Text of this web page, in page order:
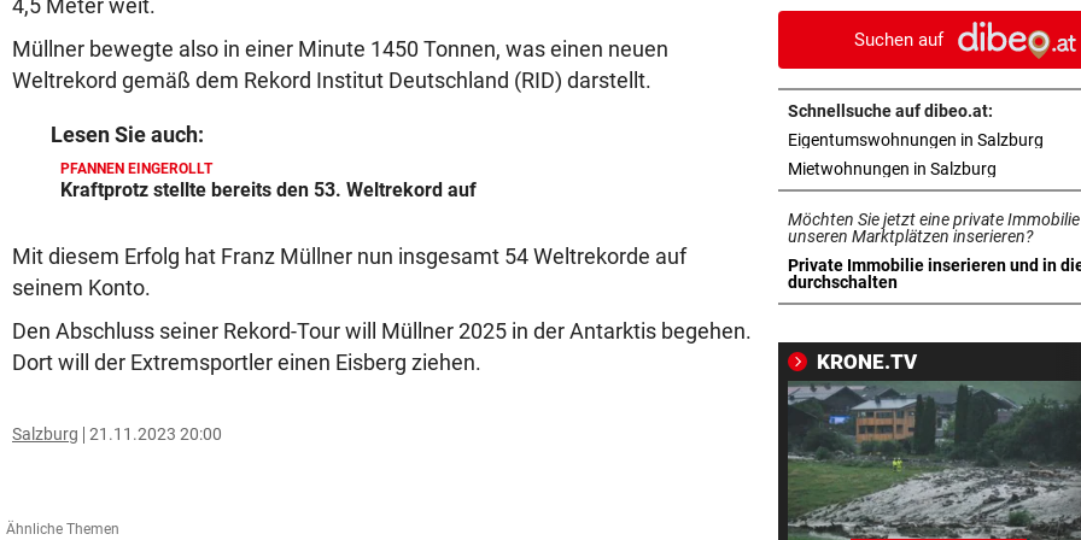
4,5 Meter weit.
Müllner bewegte also in einer Minute 1450 Tonnen, was einen neuen
Weltrekord gemäß dem Rekord Institut Deutschland (RID) darstellt.
Lesen Sie auch:
PFANNEN EINGEROLLT
Kraftprotz stellte bereits den 53. Weltrekord auf
Mit diesem Erfolg hat Franz Müllner nun insgesamt 54 Weltrekorde auf
seinem Konto.
Den Abschluss seiner Rekord-Tour will Müllner 2025 in der Antarktis begehen.
Dort will der Extremsportler einen Eisberg ziehen.
Salzburg 21.11.2023 20:00
Ähnliche Themen
den Festspielen
350 QUADRATMETER FEUER vor
Waldbrand in Göriach konnte
gelöscht werden
WIRBEL UM ARBEIT-SAGER
Kanzler entschuldigt sich:
Satz ist falsch“
SALZBURGER LIGA
viele Unbekannte
NACH 14 JAHREN vor 5
Freund: „Es war nicht leicht
mich, zu gehen“
GRÖDIG-PRÄSIDENT vor
Suchen auf
Schnellsuche auf dibeo.at:
Eigentumswohnungen in Salzburg
Mietwohnungen in Salzburg
Möchten Sie jetzt eine private
unseren Marktplätzen inserieren?
Private Immobilie inserieren und in
durchschalten
in neuem Tab öffnen
KRONE.TV